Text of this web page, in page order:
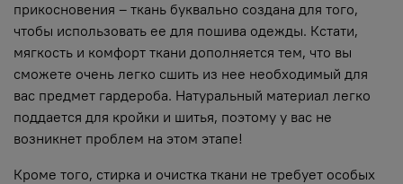
прикосновения – ткань буквально создана для того,
чтобы использовать ее для пошива одежды. Кстати,
мягкость и комфорт ткани дополняется тем, что вы
сможете очень легко сшить из нее необходимый для
вас предмет гардероба. Натуральный материал легко
поддается для кройки и шитья, поэтому у вас не
возникнет проблем на этом этапе!
Кроме того, стирка и очистка ткани не требует особых